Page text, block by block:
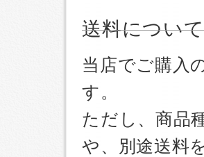
送料について
当店でご購入
す。
ただし、商品
や、別途送料